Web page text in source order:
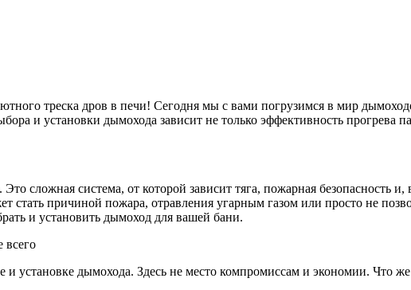
треска дров в печи! Сегодня мы с вами погрузимся в мир
и установки дымохода зависит не только эффективность прогрева
сложная система, от которой зависит тяга, пожарная безопасность
стать причиной пожара, отравления угарным газом или просто не
и установить дымоход для вашей бани.
всего
и установке дымохода. Здесь не место компромиссам и экономии. Что